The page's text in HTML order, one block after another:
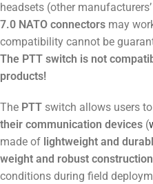
headsets (other manufacturers’
7.0 NATO connectors may
compatibility cannot be
The PTT switch is not
products!
The PTT switch allows users to
their communication devices (
made of lightweight and
weight and robust construction
conditions during field